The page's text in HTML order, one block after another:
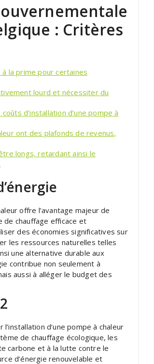
: Critères
la prime pour certaines
lourd et nécessiter du
d’installation d’une pompe à
ont des plafonds de revenus,
longs, retardant ainsi le
offre l’avantage majeur de
de chauffage efficace et
des économies significatives sur
les ressources naturelles telles
une alternative durable aux
contribue non seulement à
aussi à alléger le budget des
d’une pompe à chaleur
de chauffage écologique, les
carbone et à la lutte contre le
d’énergie renouvelable et